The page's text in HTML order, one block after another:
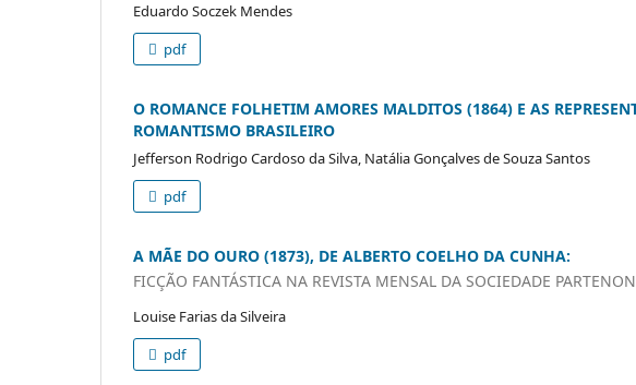
Eduardo Soczek Mendes
pdf
O ROMANCE FOLHETIM AMORES MALDITOS (1864) E AS
ROMANTISMO BRASILEIRO
Jefferson Rodrigo Cardoso da Silva, Natália Gonçalves de Souza Santos
pdf
A MÃE DO OURO (1873), DE ALBERTO COELHO DA CUNHA:
FICÇÃO FANTÁSTICA NA REVISTA MENSAL DA SOCIEDADE
Louise Farias da Silveira
pdf